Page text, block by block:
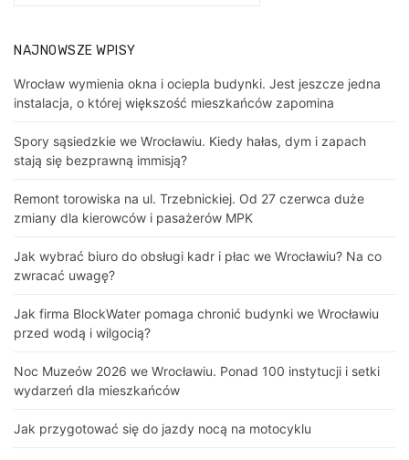
NAJNOWSZE WPISY
Wrocław wymienia okna i ociepla budynki. Jest jeszcze jedna
instalacja, o której większość mieszkańców zapomina
Spory sąsiedzkie we Wrocławiu. Kiedy hałas, dym i zapach
stają się bezprawną immisją?
Remont torowiska na ul. Trzebnickiej. Od 27 czerwca duże
zmiany dla kierowców i pasażerów MPK
Jak wybrać biuro do obsługi kadr i płac we Wrocławiu? Na co
zwracać uwagę?
Jak firma BlockWater pomaga chronić budynki we Wrocławiu
przed wodą i wilgocią?
Noc Muzeów 2026 we Wrocławiu. Ponad 100 instytucji i setki
wydarzeń dla mieszkańców
Jak przygotować się do jazdy nocą na motocyklu